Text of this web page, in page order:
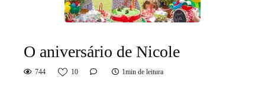
O aniversário de Nicole
744 10 1min de leitura